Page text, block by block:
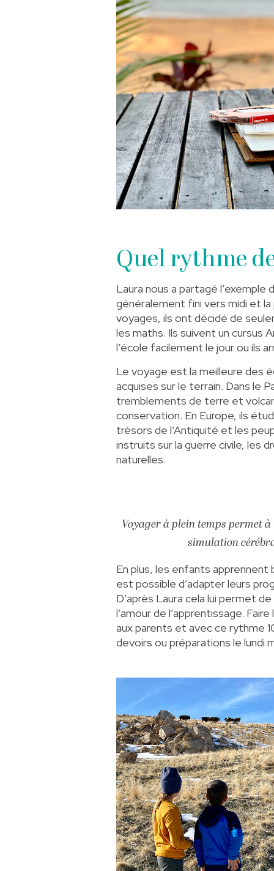
Quel rythme
Laura nous a partagé
généralement fini vers midi et la
voyages, ils ont décidé de
les maths. Ils suivent un cursus
l’école facilement le jour ou ils
Le voyage est la meilleure des
acquises sur le terrain. Dans le
tremblements de terre et
conservation. En Europe, ils
trésors de l’Antiquité et les
instruits sur la guerre civile, les
naturelles.
Voyager à plein temps permet à
simulation
En plus, les enfants apprennent
est possible d’adapter leurs
D’après Laura cela lui permet
l’amour de l’apprentissage.
aux parents et avec ce rythme
devoirs ou préparations le lundi